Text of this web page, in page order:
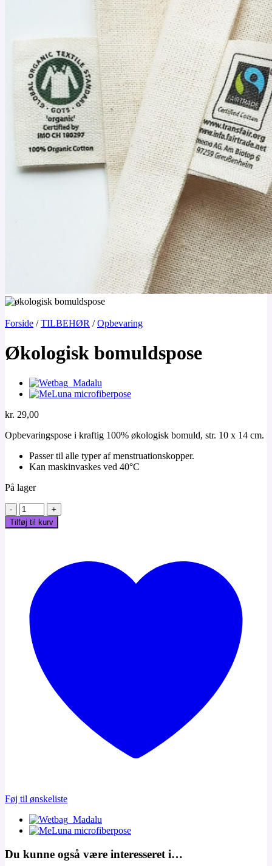
Forside / TILBEHØR / Opbevaring
Økologisk bomuldspose
kr. 29,00
Opbevaringspose i kraftig 100% økologisk bomuld, str. 10 x 14 cm.
Passer til alle typer af menstruationskopper.
Kan maskinvaskes ved 40°C
På lager
Økologisk
bomuldspose
antal
Tilføj til kurv
Føj til ønskeliste
Du kunne også være interesseret i…